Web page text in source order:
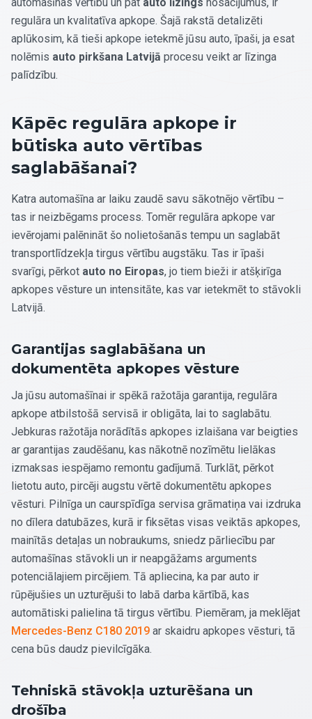
regulāra un kvalitatīva apkope. Šajā rakstā detalizēti
aplūkosim, kā tieši apkope ietekmē jūsu auto, īpaši, ja esat
nolēmis auto pirkšana Latvijā procesu veikt ar līzinga
palīdzību.
Kāpēc regulāra apkope ir
būtiska auto vērtības
saglabāšanai?
Katra automašīna ar laiku zaudē savu sākotnējo vērtību –
tas ir neizbēgams process. Tomēr regulāra apkope var
ievērojami palēnināt šo nolietošanās tempu un saglabāt
transportlīdzekļa tirgus vērtību augstāku. Tas ir īpaši
svarīgi, pērkot auto no Eiropas, jo tiem bieži ir atšķirīga
apkopes vēsture un intensitāte, kas var ietekmēt to stāvokli
Latvijā.
Garantijas saglabāšana un
dokumentēta apkopes vēsture
Ja jūsu automašīnai ir spēkā ražotāja garantija, regulāra
apkope atbilstošā servisā ir obligāta, lai to saglabātu.
Jebkuras ražotāja norādītās apkopes izlaišana var beigties
ar garantijas zaudēšanu, kas nākotnē nozīmētu lielākas
izmaksas iespējamo remontu gadījumā. Turklāt, pērkot
lietotu auto, pircēji augstu vērtē dokumentētu apkopes
vēsturi. Pilnīga un caurspīdīga servisa grāmatiņa vai izdruka
no dīlera datubāzes, kurā ir fiksētas visas veiktās apkopes,
mainītās detaļas un nobraukums, sniedz pārliecību par
automašīnas stāvokli un ir neapgāžams arguments
potenciālajiem pircējiem. Tā apliecina, ka par auto ir
rūpējušies un uzturējuši to labā darba kārtībā, kas
automātiski palielina tā tirgus vērtību. Piemēram, ja meklējat
Mercedes-Benz C180 2019 ar skaidru apkopes vēsturi, tā
cena būs daudz pievilcīgāka.
Tehniskā stāvokļa uzturēšana un
drošība